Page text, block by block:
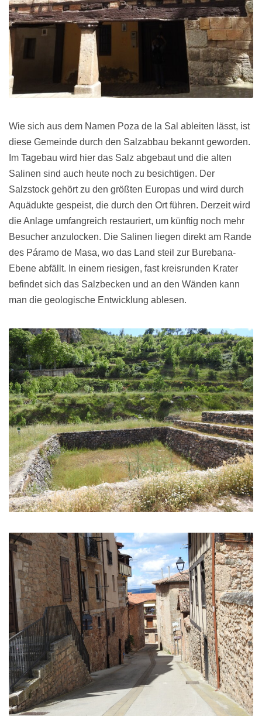
Wie sich aus dem Namen Poza de la Sal ableiten lässt, ist
diese Gemeinde durch den Salzabbau bekannt geworden.
Im Tagebau wird hier das Salz abgebaut und die alten
Salinen sind auch heute noch zu besichtigen. Der
Salzstock gehört zu den größten Europas und wird durch
Aquädukte gespeist, die durch den Ort führen. Derzeit wird
die Anlage umfangreich restauriert, um künftig noch mehr
Besucher anzulocken. Die Salinen liegen direkt am Rande
des Páramo de Masa, wo das Land steil zur Burebana-
Ebene abfällt. In einem riesigen, fast kreisrunden Krater
befindet sich das Salzbecken und an den Wänden kann
man die geologische Entwicklung ablesen.